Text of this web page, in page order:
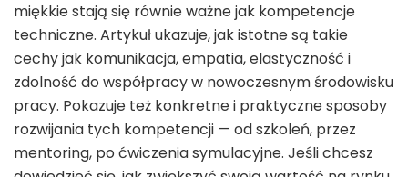
miękkie stają się równie ważne jak kompetencje
techniczne. Artykuł ukazuje, jak istotne są takie
cechy jak komunikacja, empatia, elastyczność i
zdolność do współpracy w nowoczesnym środowisku
pracy. Pokazuje też konkretne i praktyczne sposoby
rozwijania tych kompetencji — od szkoleń, przez
mentoring, po ćwiczenia symulacyjne. Jeśli chcesz